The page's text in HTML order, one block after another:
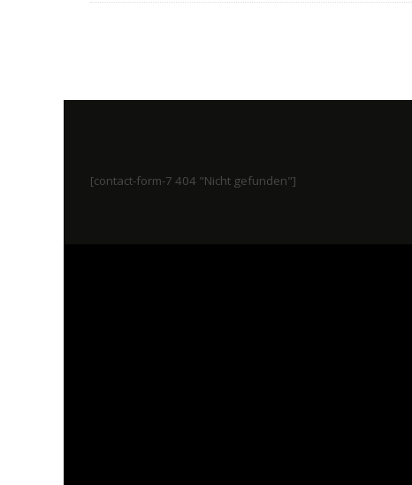
[contact-form-7 404 "Nicht gefunden"]